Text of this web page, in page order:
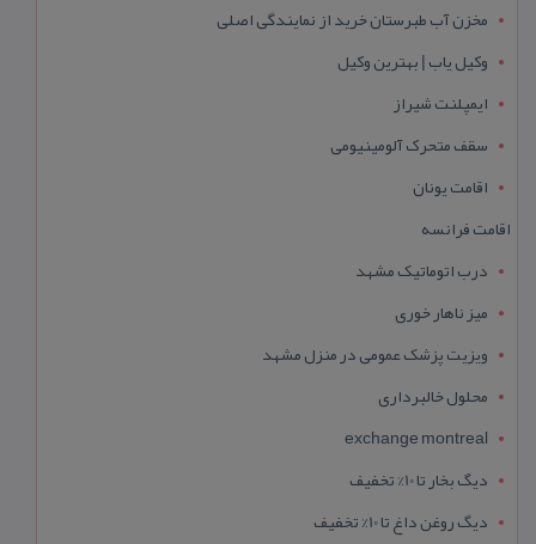
مخزن آب طبرستان خرید از نمایندگی اصلی
وکیل یاب | بهترین وکیل
ایمپلنت شیراز
سقف متحرک آلومینیومی
اقامت یونان
اقامت فرانسه
درب اتوماتیک مشهد
میز ناهار خوری
ویزیت پزشک عمومی در منزل مشهد
محلول خالبرداری
exchange montreal
دیگ بخار تا 10% تخفیف
دیگ روغن داغ تا 10% تخفیف